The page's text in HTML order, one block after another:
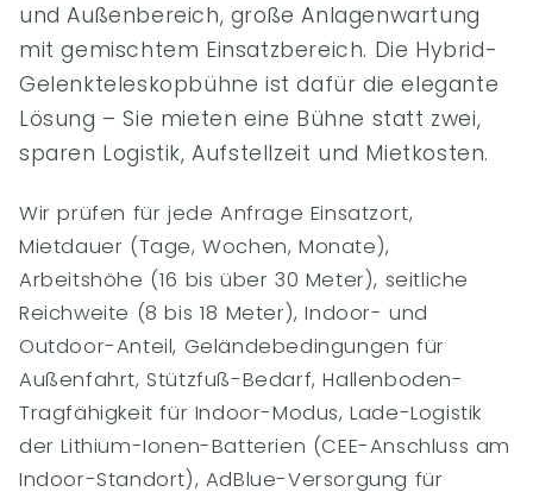
und Außenbereich, große Anlagenwartung
mit gemischtem Einsatzbereich. Die Hybrid-
Gelenkteleskopbühne ist dafür die elegante
Lösung – Sie mieten eine Bühne statt zwei,
sparen Logistik, Aufstellzeit und Mietkosten.
Wir prüfen für jede Anfrage Einsatzort,
Mietdauer (Tage, Wochen, Monate),
Arbeitshöhe (16 bis über 30 Meter), seitliche
Reichweite (8 bis 18 Meter), Indoor- und
Outdoor-Anteil, Geländebedingungen für
Außenfahrt, Stützfuß-Bedarf, Hallenboden-
Tragfähigkeit für Indoor-Modus, Lade-Logistik
der Lithium-Ionen-Batterien (CEE-Anschluss am
Indoor-Standort), AdBlue-Versorgung für